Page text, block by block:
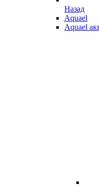
Назад
Aquael
Aquael